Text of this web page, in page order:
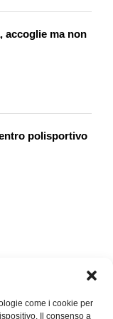
come i cookie per
Il consenso a
fanno il grido,
Invece la
e io una
in questi casi
in un mondo che
voce, si
è così disperata
padroni sono
al giorno
saranno tutti morti,
ma niente!
perché in casa
accoglie ma non
polisportivo